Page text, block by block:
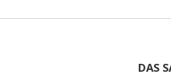
DAS